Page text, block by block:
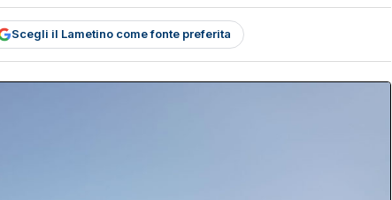
Scegli il Lametino come fonte preferita